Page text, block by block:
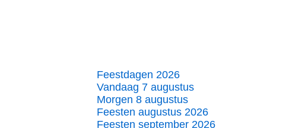
Feestdagen 2026
Vandaag 7 augustus
Morgen 8 augustus
Feesten augustus 2026
Feesten september 2026